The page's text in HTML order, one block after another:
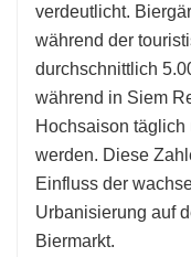
verdeutlicht.
während der
durchschnittlich
während in Siem
Hochsaison
werden. Diese
Einfluss der
Urbanisierung auf
Biermarkt.